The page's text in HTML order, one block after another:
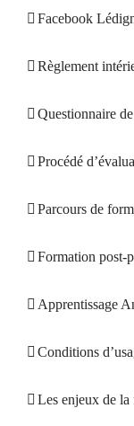
Facebook
Règlement
Questionnaire
Procédé
Parcours de
Formation post-
Apprentissage
Conditions
Les enjeux de